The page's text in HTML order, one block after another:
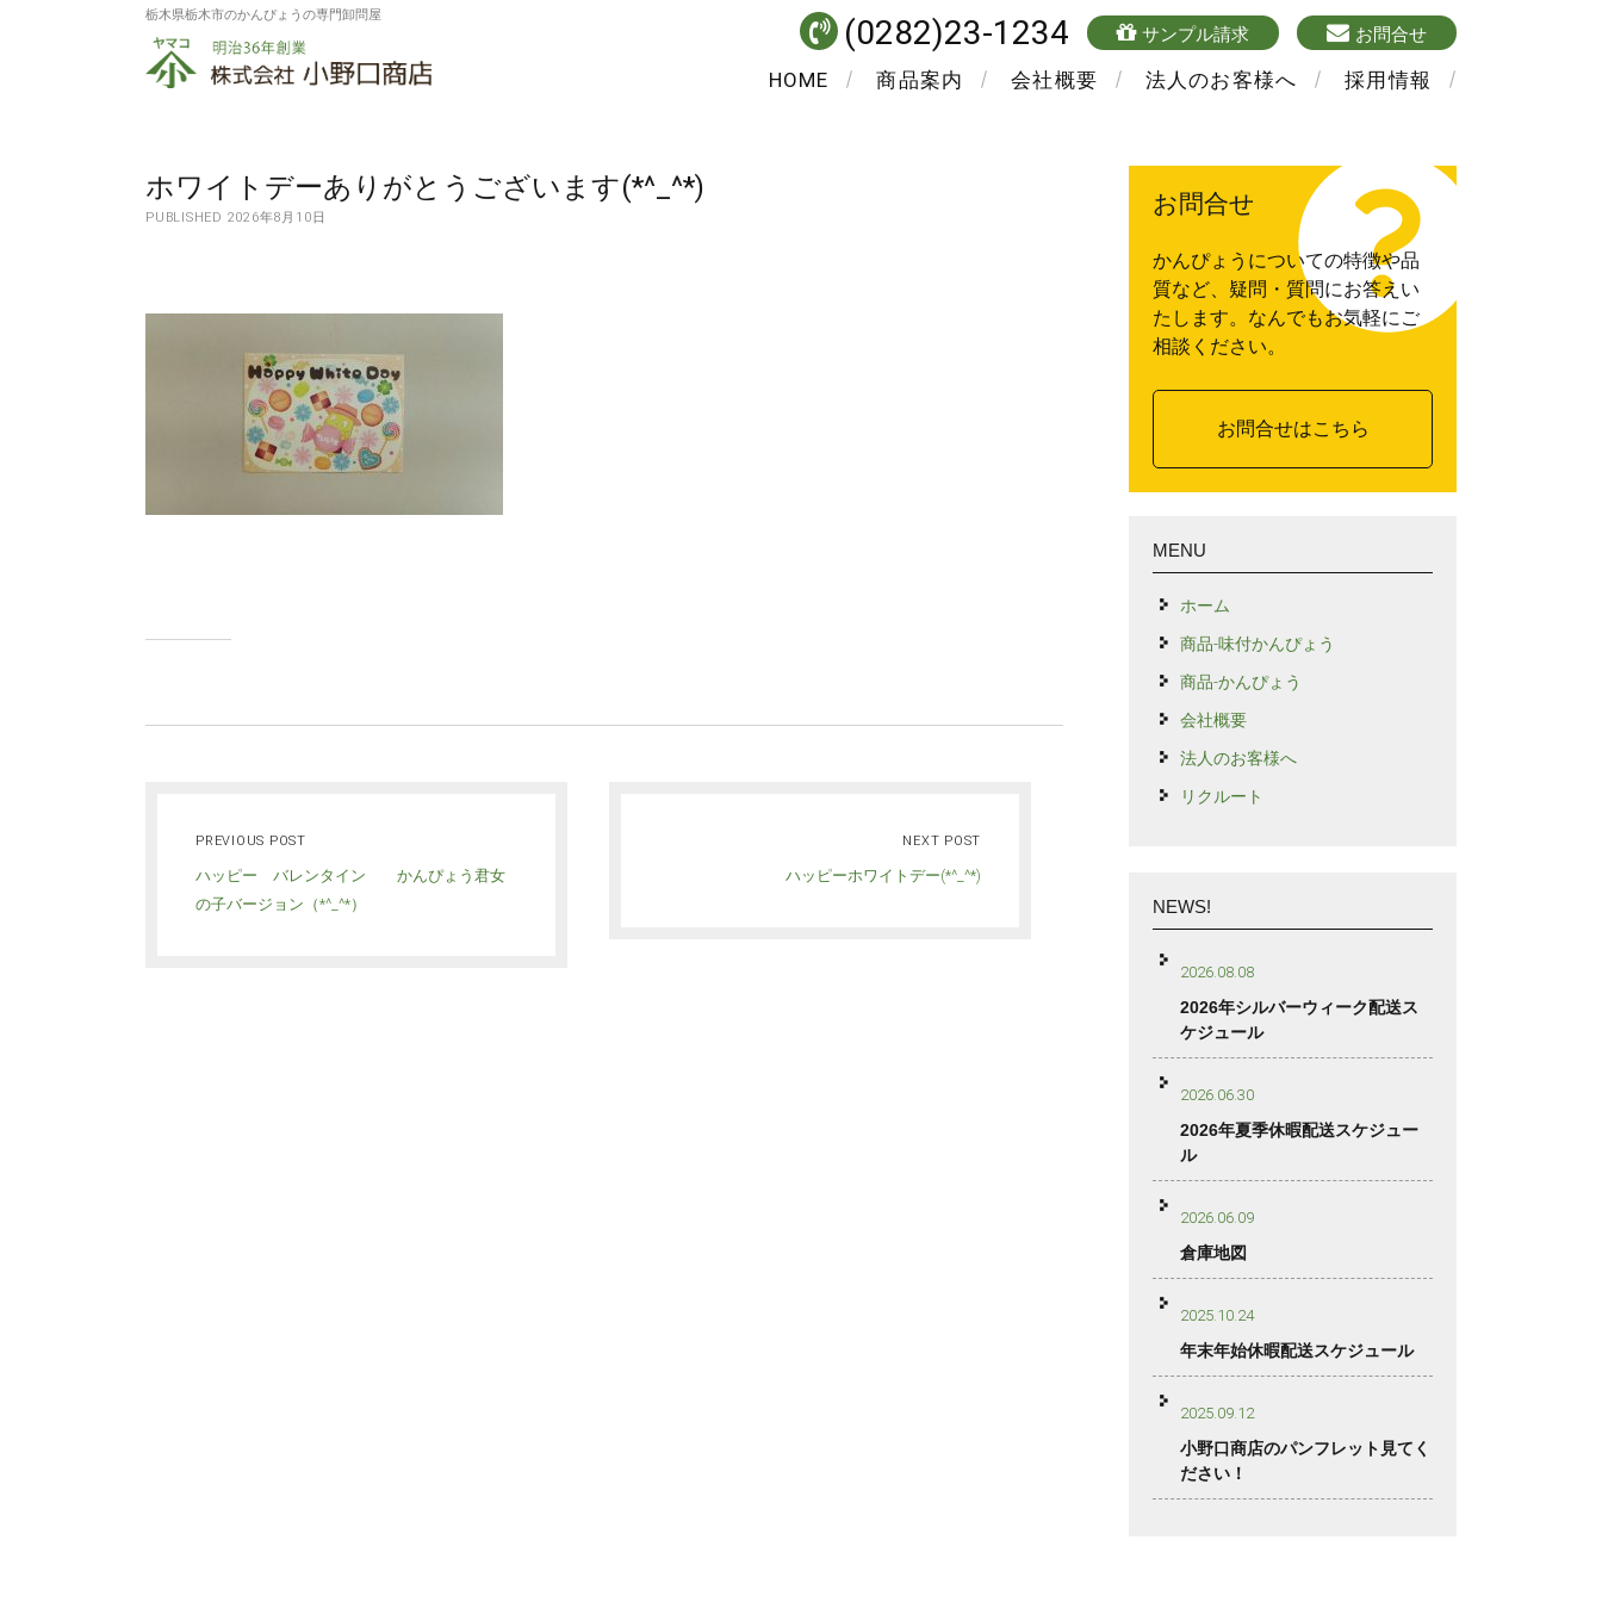
栃木県栃木市のかんぴょうの専門卸問屋
株
社
小
口
HOME 商品案内 会社概要 法人のお客様へ 採用情報
(0282)23-1234 sample
サンプル請求 mailform
お問合せ
ホワイトデーありがとうございます(*^_^*)
PUBLISHED 2026年8月10日
PREVIOUS POST
ハッピー バレンタイン かんぴょう君女
の子バージョン（*^_^*）
NEXT POST
ハッピーホワイトデー(*^_^*)
お問合せ
かんぴょうについての特徴や品
質など、疑問・質問にお答えい
たします。なんでもお気軽にご
相談ください。
お問合せはこちら
MENU
ホーム
商品-味付かんぴょう
商品-かんぴょう
会社概要
法人のお客様へ
リクルート
NEWS!
2026.08.08
2026年シルバーウィーク配送ス
ケジュール
2026.06.30
2026年夏季休暇配送スケジュー
ル
2026.06.09
倉庫地図
2025.10.24
年末年始休暇配送スケジュール
2025.09.12
小野口商店のパンフレット見てく
ださい！